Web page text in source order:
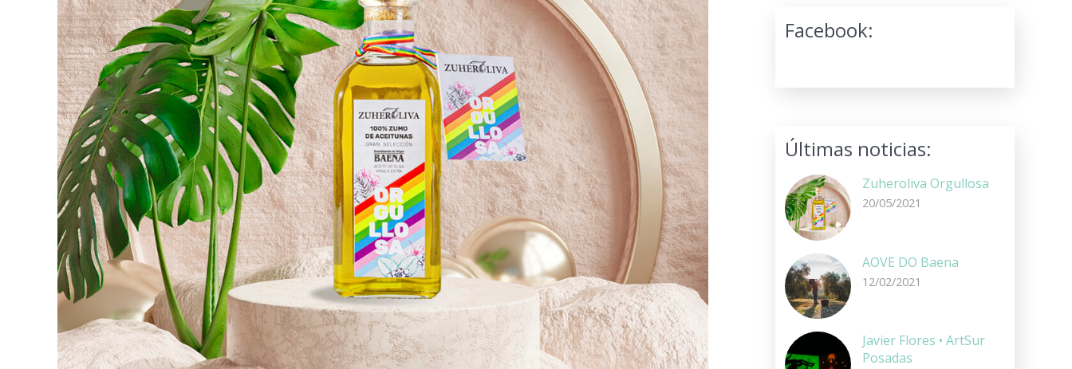
Facebook:
Últimas noticias:
Zuheroliva Orgullosa
20/05/2021
AOVE DO Baena
12/02/2021
Javier Flores • ArtSur
Posadas